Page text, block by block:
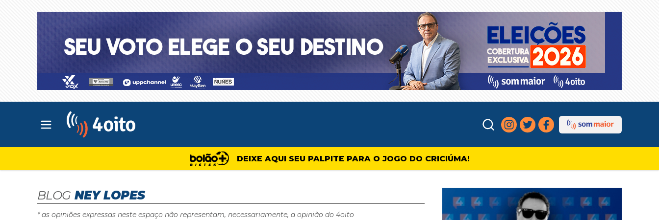
Abrir menu principal
DEIXE AQUI SEU PALPITE PARA O JOGO DO CRICIÚMA!
BLOG NEY LOPES
* as opiniões expressas neste espaço não representam, necessariamente, a opinião do 4oito